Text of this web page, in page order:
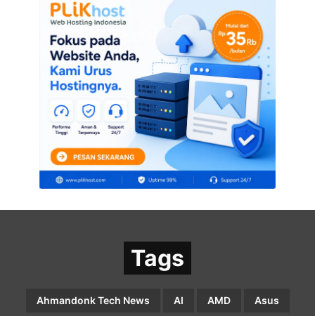
Tags
Ahmandonk Tech News AI AMD Asus